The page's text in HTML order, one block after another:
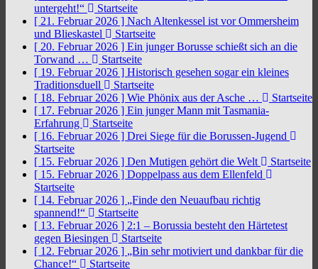
untergeht!“
Startseite
[ 21. Februar 2026 ] Nach Altenkessel ist vor Ommersheim
und Blieskastel
Startseite
[ 20. Februar 2026 ] Ein junger Borusse schießt sich an die
Torwand …
Startseite
[ 19. Februar 2026 ] Historisch gesehen sogar ein kleines
Traditionsduell
Startseite
[ 18. Februar 2026 ] Wie Phönix aus der Asche …
Startseite
[ 17. Februar 2026 ] Ein junger Mann mit Tasmania-
Erfahrung
Startseite
[ 16. Februar 2026 ] Drei Siege für die Borussen-Jugend
Startseite
[ 15. Februar 2026 ] Den Mutigen gehört die Welt
Startseite
[ 15. Februar 2026 ] Doppelpass aus dem Ellenfeld
Startseite
[ 14. Februar 2026 ] „Finde den Neuaufbau richtig
spannend!“
Startseite
[ 13. Februar 2026 ] 2:1 – Borussia besteht den Härtetest
gegen Biesingen
Startseite
[ 12. Februar 2026 ] „Bin sehr motiviert und dankbar für die
Chance!“
Startseite